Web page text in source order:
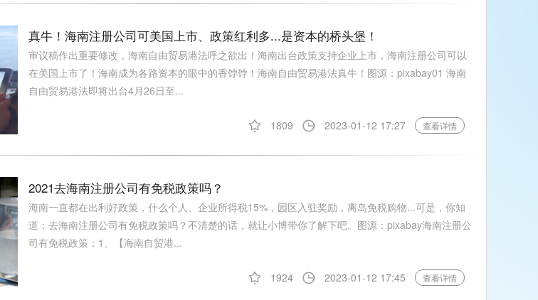
真牛！海南注册公司可美国上市、政策红利多...是资本的桥头堡！
审议稿作出重要修改，海南自由贸易港法呼之欲出！海南出台政策支持企业上市，海南注册公司可以
在美国上市了！海南成为各路资本的眼中的香饽饽！海南自由贸易港法真牛！图源：pixabay01 海南
自由贸易港法即将出台4月26日至...
1809 2023-01-12 17:27 查看详情
2021去海南注册公司有免税政策吗？
海南一直都在出利好政策，什么个人、企业所得税15%，园区入驻奖励，离岛免税购物...可是，你知
道：去海南注册公司有免税政策吗？不清楚的话，就让小博带你了解下吧。图源：pixabay海南注册公
司有免税政策：1、【海南自贸港...
1924 2023-01-12 17:45 查看详情